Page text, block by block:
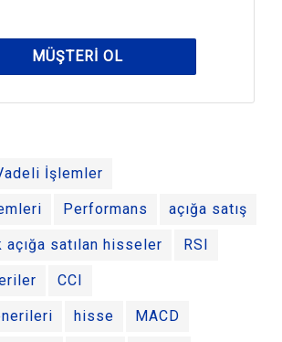
MÜŞTERI OL
İşlemler
Performans açığa satış
açığa satılan hisseler RSI
CCI
hisse MACD